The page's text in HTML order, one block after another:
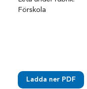
Förskola
Ladda ner PDF